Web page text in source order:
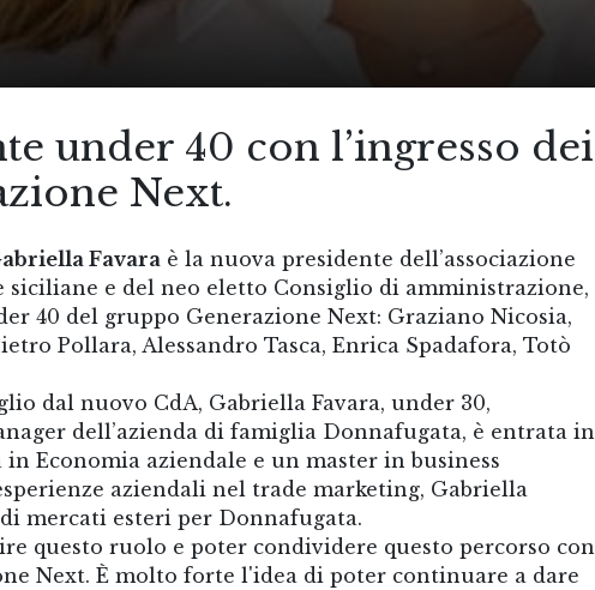
under 40 con l’ingresso dei
Next.
Favara è la nuova presidente dell’associazione
e del neo eletto Consiglio di amministrazione,
40 del gruppo Generazione Next: Graziano Nicosia,
Pollara, Alessandro Tasca, Enrica Spadafora, Totò
dal nuovo CdA, Gabriella Favara, under 30,
dell’azienda di famiglia Donnafugata, è entrata in
Economia aziendale e un master in business
aziendali nel trade marketing, Gabriella
mercati esteri per Donnafugata.
questo ruolo e poter condividere questo percorso con
Next. È molto forte l'idea di poter continuare a dare